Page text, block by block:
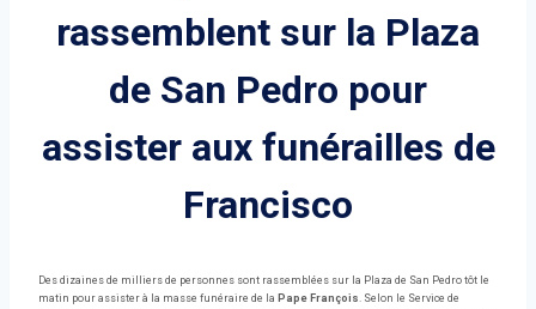
rassemblent sur la Plaza
de San Pedro pour
assister aux funérailles de
Francisco
Des dizaines de milliers de personnes sont rassemblées sur la Plaza de San Pedro tôt le
matin pour assister à la masse funéraire de la Pape François. Selon le Service de